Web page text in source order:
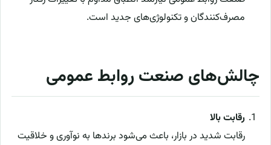
مصرف‌کنندگان و تکنولوژی‌های جدید است.
چالش‌های صنعت روابط عمومی
رقابت بالا
رقابت شدید در بازار، باعث می‌شود برندها به نوآوری و خلاقیت